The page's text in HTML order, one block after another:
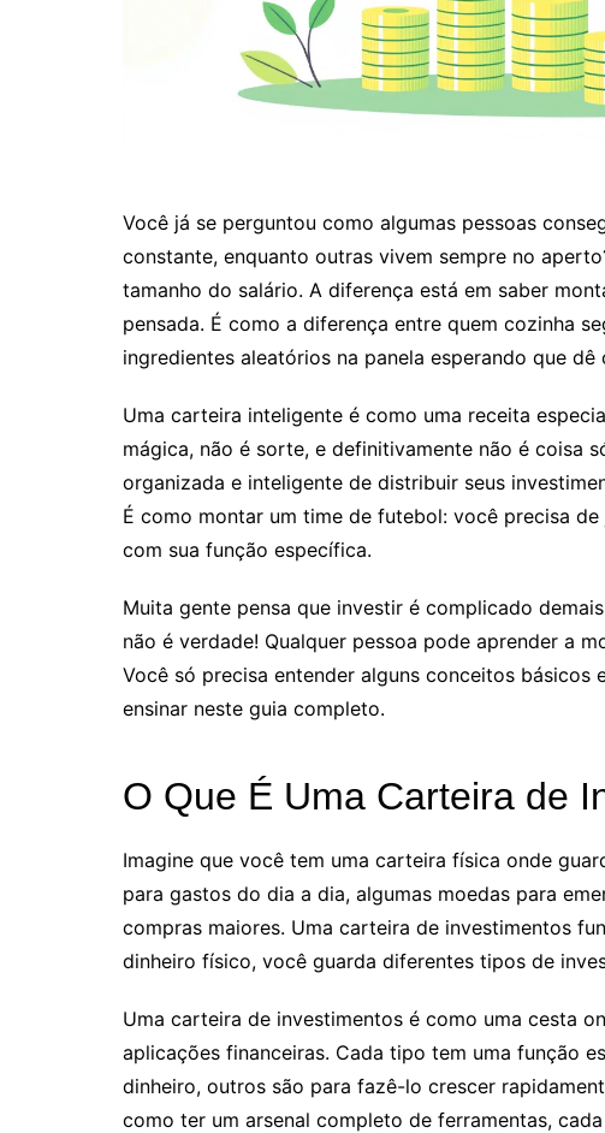
Você já se perguntou como algumas pessoas
constante, enquanto outras vivem sempre no
tamanho do salário. A diferença está em saber
pensada. É como a diferença entre quem cozinha
ingredientes aleatórios na panela esperando que dê
Uma carteira inteligente é como uma receita
mágica, não é sorte, e definitivamente não é coisa
organizada e inteligente de distribuir seus
É como montar um time de futebol: você precisa
com sua função específica.
Muita gente pensa que investir é complicado
não é verdade! Qualquer pessoa pode aprender a
Você só precisa entender alguns conceitos básicos
ensinar neste guia completo.
O Que É Uma Carteira de
Imagine que você tem uma carteira física onde
para gastos do dia a dia, algumas moedas para
compras maiores. Uma carteira de investimentos
dinheiro físico, você guarda diferentes tipos de
Uma carteira de investimentos é como uma cesta
aplicações financeiras. Cada tipo tem uma função
dinheiro, outros são para fazê-lo crescer
como ter um arsenal completo de ferramentas,